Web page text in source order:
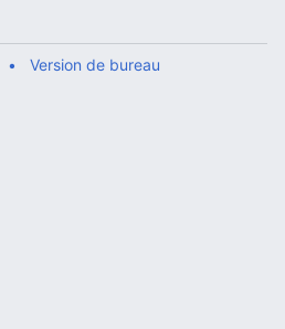
Version de bureau